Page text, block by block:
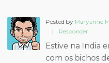
Posted by Maryanne
|
Responder
Estive na India
com os bichos